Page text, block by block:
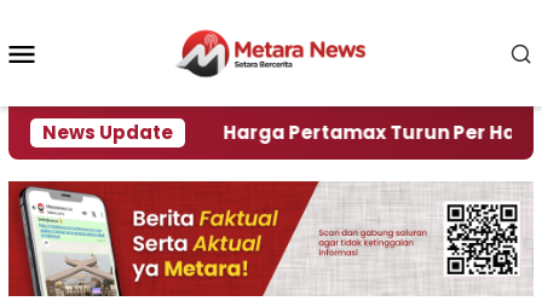
konten
News Update
Krisi Air Harga Pertamax Turun Per Hari Ini,